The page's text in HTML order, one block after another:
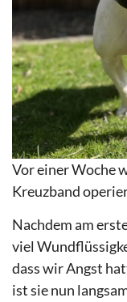
Vor einer Woche
Kreuzband
Nachdem am
viel
dass wir Angst
ist sie nun